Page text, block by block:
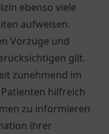
ebenso viele
aufweisen.
Vorzüge und
gilt.
zunehmend im
hilfreich
zu informieren
ihrer